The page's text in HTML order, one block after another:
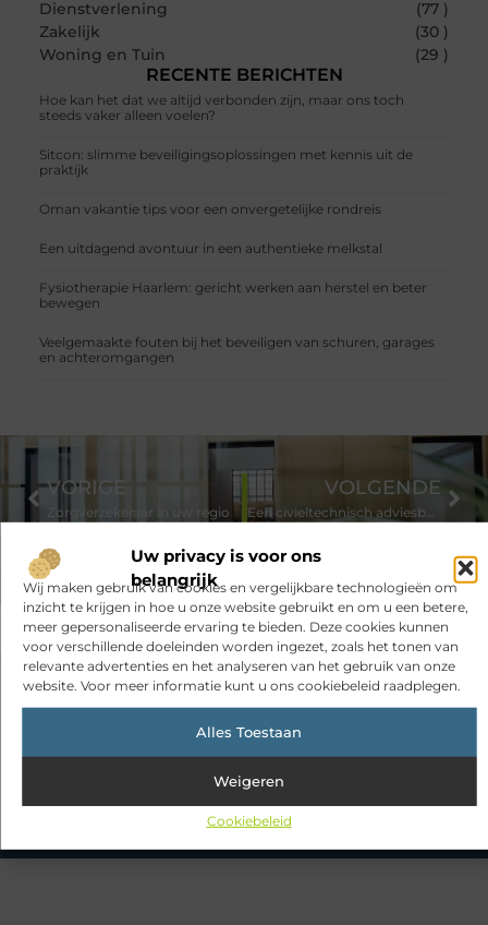
Uw privacy is voor ons
belangrijk
Wij maken gebruik van cookies en vergelijkbare technologieën om
inzicht te krijgen in hoe u onze website gebruikt en om u een betere,
meer gepersonaliseerde ervaring te bieden. Deze cookies kunnen
voor verschillende doeleinden worden ingezet, zoals het tonen van
relevante advertenties en het analyseren van het gebruik van onze
website. Voor meer informatie kunt u ons cookiebeleid raadplegen.
Alles Toestaan
Weigeren
Cookiebeleid
Dienstverlening
(77 )
Zakelijk
(30 )
Woning en Tuin
(29 )
RECENTE BERICHTEN
Hoe kan het dat we altijd verbonden zijn, maar ons toch
steeds vaker alleen voelen?
Sitcon: slimme beveiligingsoplossingen met kennis uit de
praktijk
Oman vakantie tips voor een onvergetelijke rondreis
Een uitdagend avontuur in een authentieke melkstal
Fysiotherapie Haarlem: gericht werken aan herstel en beter
bewegen
Veelgemaakte fouten bij het beveiligen van schuren, garages
en achteromgangen
Ontdek de boeiende en interessante verhalen die wij voor je in
petto hebben en mis onze artikelen niet. Duik in diverse
VORIGE
Zorgverzekeraar in uw regio
VOLGENDE
Een civieltechnisch adviesbureau dat u uitstekend ondersteunt